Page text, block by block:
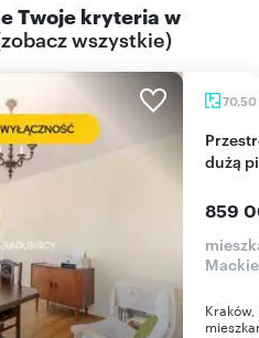
Twoje kryteria w
zobacz wszystkie)
70,50
Przestronne 4-pokojowe mieszkanie z loggią i
dużą
859